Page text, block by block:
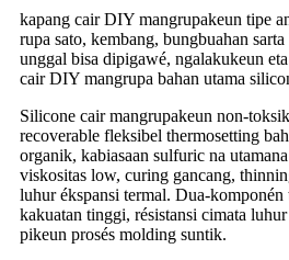
kapang cair DIY mangrupakeun tipe
rupa sato, kembang, bungbuahan
unggal bisa dipigawé, ngalakukeun
cair DIY mangrupa bahan utama
Silicone cair mangrupakeun non-
recoverable fleksibel thermosetting
organik, kabiasaan sulfuric na
viskositas low, curing gancang,
luhur ékspansi termal. Dua-komponén
kakuatan tinggi, résistansi cimata
pikeun prosés molding suntik.